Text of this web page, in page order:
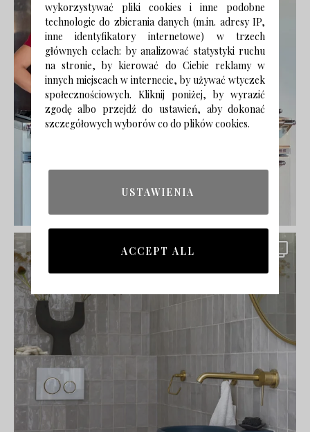
wykorzystywać pliki cookies i inne podobne
technologie do zbierania danych (m.in. adresy IP,
inne identyfikatory internetowe) w trzech
głównych celach: by analizować statystyki ruchu
na stronie, by kierować do Ciebie reklamy w
innych miejscach w internecie, by używać wtyczek
społecznościowych. Kliknij poniżej, by wyrazić
zgodę albo przejdź do ustawień, aby dokonać
szczegółowych wyborów co do plików cookies.
USTAWIENIA
ACCEPT ALL